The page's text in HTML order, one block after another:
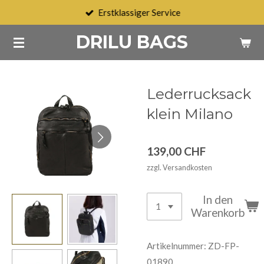
springen
DRILU BAGS
Erstklassiger Service
Lederrucksack
klein Milano
139,00 CHF
zzgl. Versandkosten
In den
Warenkorb
Artikelnummer: ZD-FP-
01890